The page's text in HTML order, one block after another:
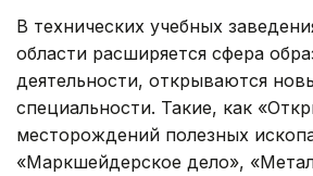
В технических учебных
области расширяется сфера
деятельности, открываются
специальности. Такие, как
месторождений полезных
«Маркшейдерское дело»,